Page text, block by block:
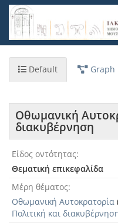
Παράκαμψη
προς
κυρίως
Default Graph
Οθωμανική
διακυβέρνηση
Είδος οντότητας
Θεματική επικεφαλίδα
Μέρη θέματος
Οθωμανική Αυτοκρατορία
Πολιτική και